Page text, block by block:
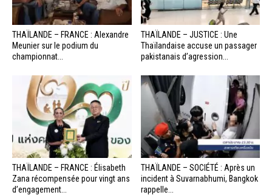
THAÏLANDE – FRANCE : Alexandre
Meunier sur le podium du
championnat...
THAÏLANDE – JUSTICE : Une
Thaïlandaise accuse un passager
pakistanais d’agression...
THAÏLANDE – FRANCE : Élisabeth
Zana récompensée pour vingt ans
d’engagement...
THAÏLANDE – SOCIÉTÉ : Après un
incident à Suvarnabhumi, Bangkok
rappelle...